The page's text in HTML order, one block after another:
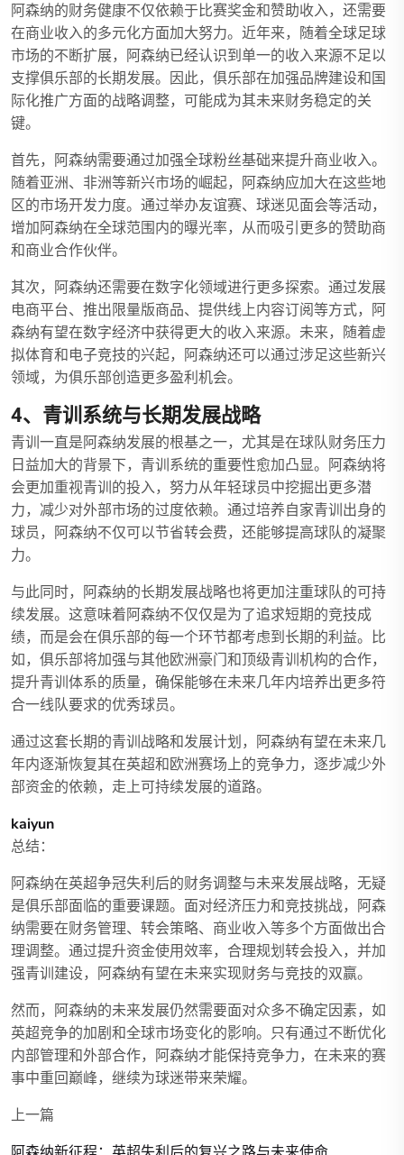
阿森纳的财务健康不仅依赖于比赛奖金和赞助收入，还需要
在商业收入的多元化方面加大努力。近年来，随着全球足球
市场的不断扩展，阿森纳已经认识到单一的收入来源不足以
支撑俱乐部的长期发展。因此，俱乐部在加强品牌建设和国
际化推广方面的战略调整，可能成为其未来财务稳定的关
键。
首先，阿森纳需要通过加强全球粉丝基础来提升商业收入。
随着亚洲、非洲等新兴市场的崛起，阿森纳应加大在这些地
区的市场开发力度。通过举办友谊赛、球迷见面会等活动，
增加阿森纳在全球范围内的曝光率，从而吸引更多的赞助商
和商业合作伙伴。
其次，阿森纳还需要在数字化领域进行更多探索。通过发展
电商平台、推出限量版商品、提供线上内容订阅等方式，阿
森纳有望在数字经济中获得更大的收入来源。未来，随着虚
拟体育和电子竞技的兴起，阿森纳还可以通过涉足这些新兴
领域，为俱乐部创造更多盈利机会。
4、青训系统与长期发展战略
青训一直是阿森纳发展的根基之一，尤其是在球队财务压力
日益加大的背景下，青训系统的重要性愈加凸显。阿森纳将
会更加重视青训的投入，努力从年轻球员中挖掘出更多潜
力，减少对外部市场的过度依赖。通过培养自家青训出身的
球员，阿森纳不仅可以节省转会费，还能够提高球队的凝聚
力。
与此同时，阿森纳的长期发展战略也将更加注重球队的可持
续发展。这意味着阿森纳不仅仅是为了追求短期的竞技成
绩，而是会在俱乐部的每一个环节都考虑到长期的利益。比
如，俱乐部将加强与其他欧洲豪门和顶级青训机构的合作，
提升青训体系的质量，确保能够在未来几年内培养出更多符
合一线队要求的优秀球员。
通过这套长期的青训战略和发展计划，阿森纳有望在未来几
年内逐渐恢复其在英超和欧洲赛场上的竞争力，逐步减少外
部资金的依赖，走上可持续发展的道路。
kaiyun
总结：
阿森纳在英超争冠失利后的财务调整与未来发展战略，无疑
是俱乐部面临的重要课题。面对经济压力和竞技挑战，阿森
纳需要在财务管理、转会策略、商业收入等多个方面做出合
理调整。通过提升资金使用效率，合理规划转会投入，并加
强青训建设，阿森纳有望在未来实现财务与竞技的双赢。
然而，阿森纳的未来发展仍然需要面对众多不确定因素，如
英超竞争的加剧和全球市场变化的影响。只有通过不断优化
内部管理和外部合作，阿森纳才能保持竞争力，在未来的赛
事中重回巅峰，继续为球迷带来荣耀。
上一篇